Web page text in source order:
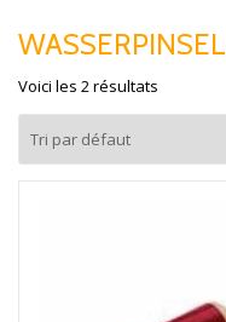
WASSERPINSEL
Voici les 2 résultats